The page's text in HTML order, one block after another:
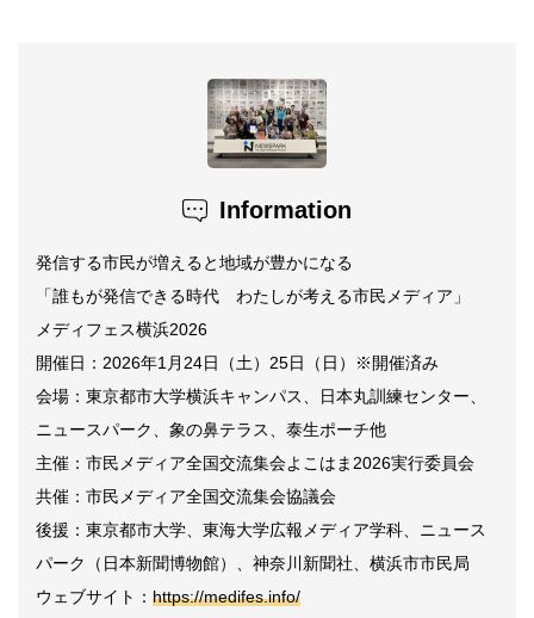
Information
発信する市民が増えると地域が豊かになる
「誰もが発信できる時代 わたしが考える市民メディア」
メディフェス横浜2026
開催日：2026年1月24日（土）25日（日）※開催済み
会場：東京都市大学横浜キャンパス、日本丸訓練センター、
ニュースパーク、象の鼻テラス、泰生ポーチ他
主催：市民メディア全国交流集会よこはま2026実行委員会
共催：市民メディア全国交流集会協議会
後援：東京都市大学、東海大学広報メディア学科、ニュース
パーク（日本新聞博物館）、神奈川新聞社、横浜市市民局
ウェブサイト： https://medifes.info/